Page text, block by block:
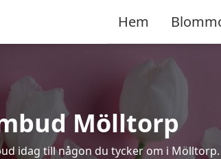
Hem
Mölltorp
idag till någon du tycker om i Mölltorp.